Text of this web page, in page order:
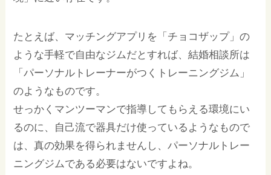
たとえば、マッチングアプリを「チョコザップ」の
ような手軽で自由なジムだとすれば、結婚相談所は
「パーソナルトレーナーがつくトレーニングジム」
のようなものです。
せっかくマンツーマンで指導してもらえる環境にい
るのに、自己流で器具だけ使っているようなもので
は、真の効果を得られませんし、パーソナルトレー
ニングジムである必要はないですよね。